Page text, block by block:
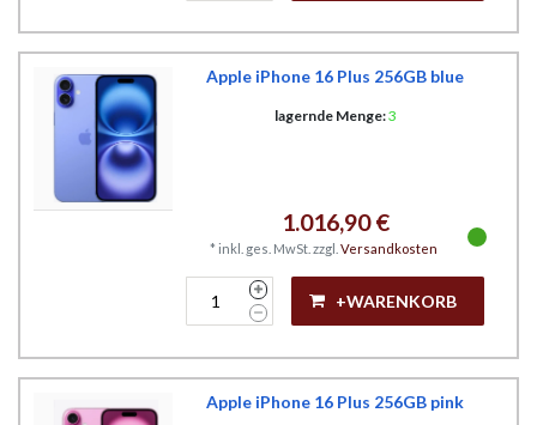
Apple iPhone 16 Plus 256GB blue
lagernde Menge:3
1.016,90 €
* inkl. ges. MwSt. zzgl. Versandkosten
+WARENKORB
Apple iPhone 16 Plus 256GB pink